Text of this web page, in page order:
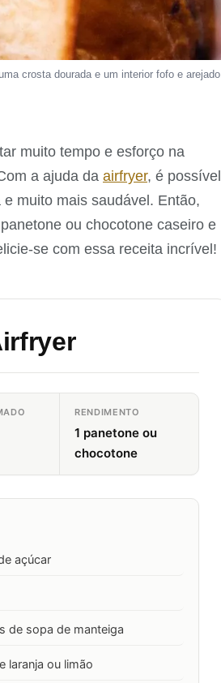
crosta dourada e um interior fofo e arejado.
muito tempo e esforço na
a ajuda da airfryer, é possível
muito mais saudável. Então,
ou chocotone caseiro e
se com essa receita incrível!
RENDIMENTO
1 panetone ou
chocotone
açúcar
de sopa de manteiga
laranja ou limão